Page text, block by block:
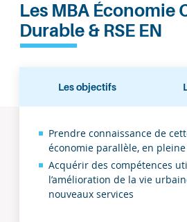
Les MBA Économie
Durable & RSE EN
Les objectifs
Les
objectifs
Prendre connaissance de
économie parallèle, en
Acquérir des compétences
l’amélioration de la vie
nouveaux services